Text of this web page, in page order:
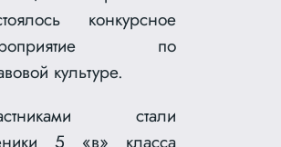
конкурсное
по
культуре.
стали
5 «в» класса